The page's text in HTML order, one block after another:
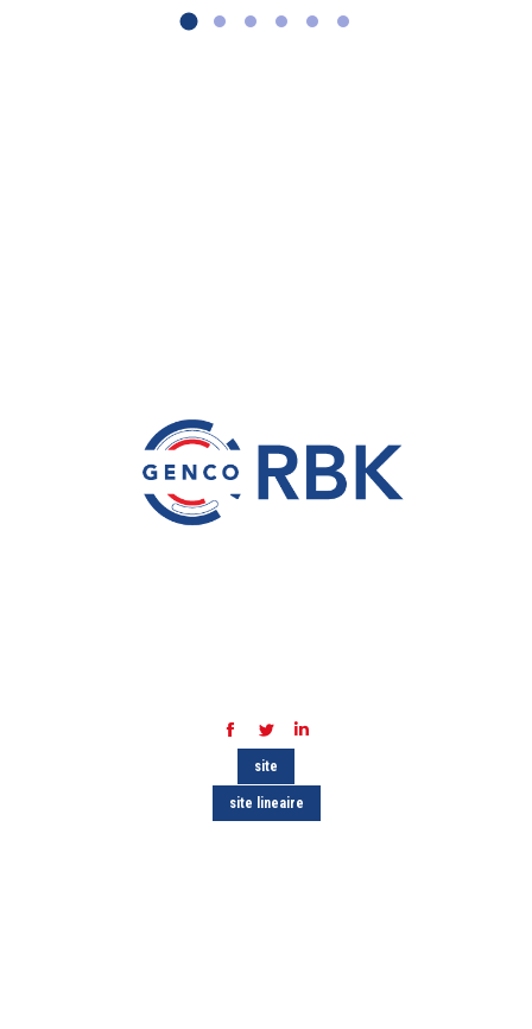
Facebook
TwitterLinkedIn
site
site lineaire